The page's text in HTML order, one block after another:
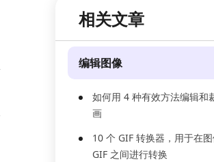
相关文章
编辑图像
如何用 4 种有效方法编辑和
画
10 个 GIF 转换器，用于在
GIF 之间进行转换